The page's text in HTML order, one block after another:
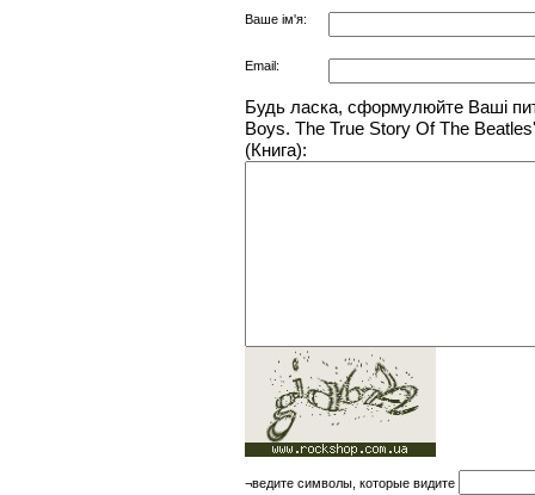
Ваше ім'я:
Email:
Будь ласка, сформулюйте Ваші
Boys. The True Story Of The
(Книга):
¬ведите символы, которые видите